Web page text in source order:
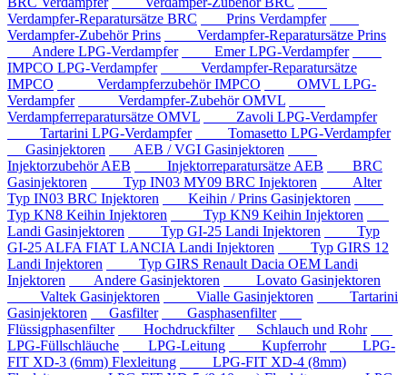
Verdampfer-Reparatursätze BRC
Prins Verdampfer
Verdampfer-Zubehör Prins
Verdampfer-Reparatursätze Prins
Andere LPG-Verdampfer
Emer LPG-Verdampfer
IMPCO LPG-Verdampfer
Verdampfer-Reparatursätze
IMPCO
Verdampferzubehör IMPCO
OMVL LPG-
Verdampfer
Verdampfer-Zubehör OMVL
Verdampferreparatursätze OMVL
Zavoli LPG-Verdampfer
Tartarini LPG-Verdampfer
Tomasetto LPG-Verdampfer
Gasinjektoren
AEB / VGI Gasinjektoren
Injektorzubehör AEB
Injektorreparatursätze AEB
BRC
Gasinjektoren
Typ IN03 MY09 BRC Injektoren
Alter
Typ IN03 BRC Injektoren
Keihin / Prins Gasinjektoren
Typ KN8 Keihin Injektoren
Typ KN9 Keihin Injektoren
Landi Gasinjektoren
Typ GI-25 Landi Injektoren
Typ
GI-25 ALFA FIAT LANCIA Landi Injektoren
Typ GIRS 12
Landi Injektoren
Typ GIRS Renault Dacia OEM Landi
Injektoren
Andere Gasinjektoren
Lovato Gasinjektoren
Valtek Gasinjektoren
Vialle Gasinjektoren
Tartarini
Gasinjektoren
Gasfilter
Gasphasenfilter
Flüssigphasenfilter
Hochdruckfilter
Schlauch und Rohr
LPG-Füllschläuche
LPG-Leitung Kupferrohr
LPG-
FIT XD-3 (6mm) Flexleitung
LPG-FIT XD-4 (8mm)